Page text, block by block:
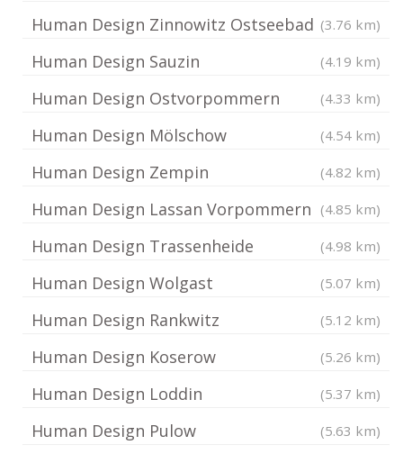
Human Design Zinnowitz Ostseebad (3.76 km)
Human Design Sauzin (4.19 km)
Human Design Ostvorpommern (4.33 km)
Human Design Mölschow (4.54 km)
Human Design Zempin (4.82 km)
Human Design Lassan Vorpommern (4.85 km)
Human Design Trassenheide (4.98 km)
Human Design Wolgast (5.07 km)
Human Design Rankwitz (5.12 km)
Human Design Koserow (5.26 km)
Human Design Loddin (5.37 km)
Human Design Pulow (5.63 km)